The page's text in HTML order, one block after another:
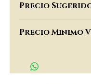
Precio
Precio Minimo